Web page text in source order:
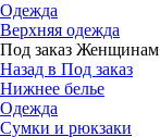
Одежда
Верхняя одежда
Под заказ Женщинам
Назад в Под заказ
Нижнее белье
Одежда
Сумки и рюкзаки